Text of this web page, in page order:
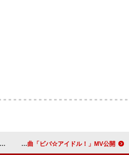
i☆Ris、4/30発売ニューALの表題曲「ビバ☆アイドル！」MV公開